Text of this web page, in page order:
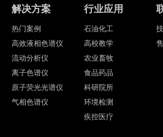
解决方案
热门案例
高效液相色谱仪
流动分析仪
离子色谱仪
原子荧光光谱仪
气相色谱仪
行业应用
石油化工
高校教学
农业畜牧
食品药品
科研院所
环境检测
疾控医疗